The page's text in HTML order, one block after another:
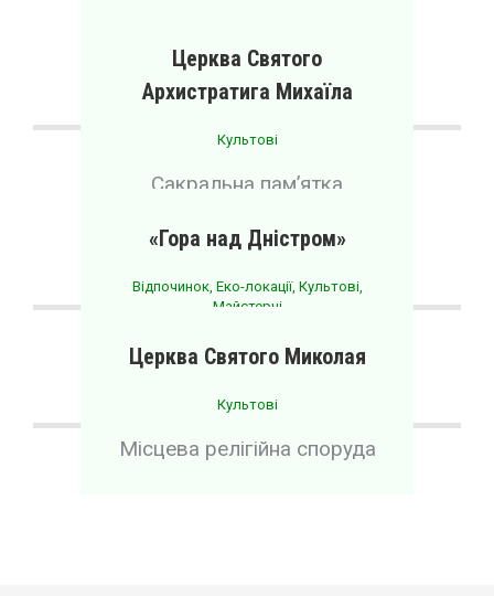
Опільського краю
Церква Святого
Архистратига Михаїла
Культові
Сакральна пам’ятка
значення
«Гора над Дністром»
Відпочинок, Еко-локації, Культові,
Майстерні
Релігійно-історичний центр
Церква Святого Миколая
Культові
Місцева релігійна споруда